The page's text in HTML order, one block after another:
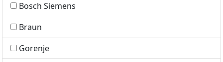
Bosch Siemens
Braun
Gorenje